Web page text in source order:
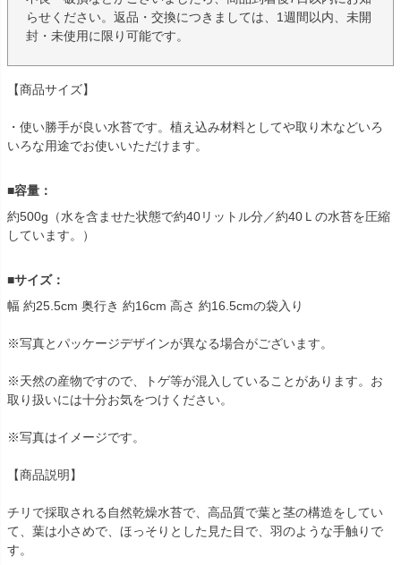
らせください。返品・交換につきましては、1週間以内、未開
封・未使用に限り可能です。
【商品サイズ】
・使い勝手が良い水苔です。植え込み材料としてや取り木などいろ
いろな用途でお使いいただけます。
■容量：
約500g（水を含ませた状態で約40リットル分／約40Ｌの水苔を圧縮
しています。）
■サイズ：
幅 約25.5cm 奥行き 約16cm 高さ 約16.5cmの袋入り
※写真とパッケージデザインが異なる場合がございます。
※天然の産物ですので、トゲ等が混入していることがあります。お
取り扱いには十分お気をつけください。
※写真はイメージです。
【商品説明】
チリで採取される自然乾燥水苔で、高品質で葉と茎の構造をしてい
て、葉は小さめで、ほっそりとした見た目で、羽のような手触りで
す。